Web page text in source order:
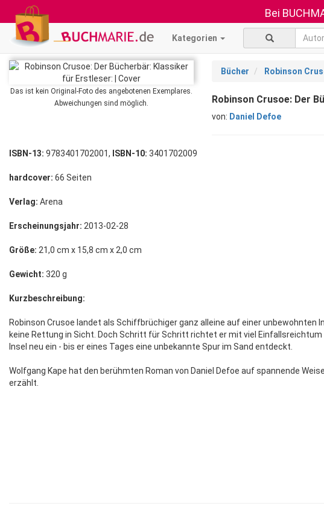
Bei
Kategorien
Das ist kein Original-Foto des angebotenen Exemplares.
Abweichungen sind möglich.
Bücher Robinson
Robinson Crusoe: Der
von: Daniel Defoe
ISBN-13: 9783401702001, ISBN-10: 3401702009
hardcover: 66 Seiten
Verlag: Arena
Erscheinungsjahr: 2013-02-28
Größe: 21,0 cm x 15,8 cm x 2,0 cm
Gewicht: 320 g
Kurzbeschreibung:
Robinson Crusoe landet als Schiffbrüchiger ganz alleine auf einer unbewohnten
keine Rettung in Sicht. Doch Schritt für Schritt richtet er mit viel Einfallsreichtum
Insel neu ein - bis er eines Tages eine unbekannte Spur im Sand entdeckt.
Wolfgang Kape hat den berühmten Roman von Daniel Defoe auf spannende
erzählt.